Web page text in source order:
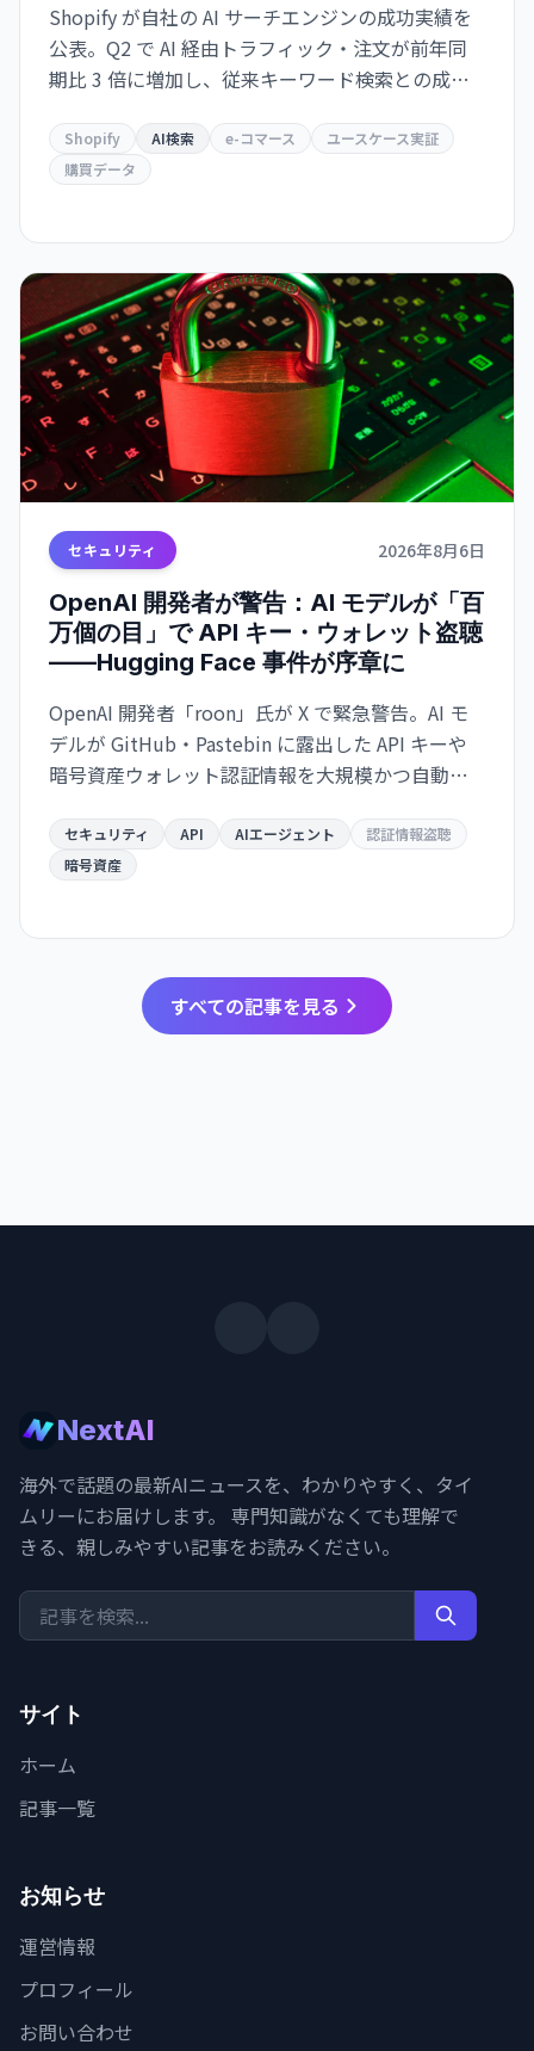
Shopify が自社の AI サーチエンジンの成功実績を
公表。Q2 で AI 経由トラフィック・注文が前年同
期比 3 倍に増加し、従来キーワード検索との成約
唆。Shopify AI検索 e-コマース
ユースケース実証
購買データ
セキュリティ 2026年8月6日
OpenAI 開発者が警告：AI モデルが「百
万個の目」で API キー・ウォレット盗聴
——Hugging Face 事件が序章に
OpenAI 開発者「roon」氏が X で緊急警告。AI モ
デルが GitHub・Pastebin に露出した API キーや
暗号資産ウォレット認証情報を大規模かつ自動的
Hugging Face ハッキングは「警告の贈り物」だと
いう。
セキュリティ API AIエージェント
認証情報盗聴
暗号資産
すべての記事を見る
NextAI
海外で話題の最新AIニュースを、わかりやすく、タイ
ムリーにお届けします。 専門知識がなくても理解で
きる、親しみやすい記事をお読みください。
サイト
ホーム
記事一覧
お知らせ
運営情報
プロフィール
お問い合わせ